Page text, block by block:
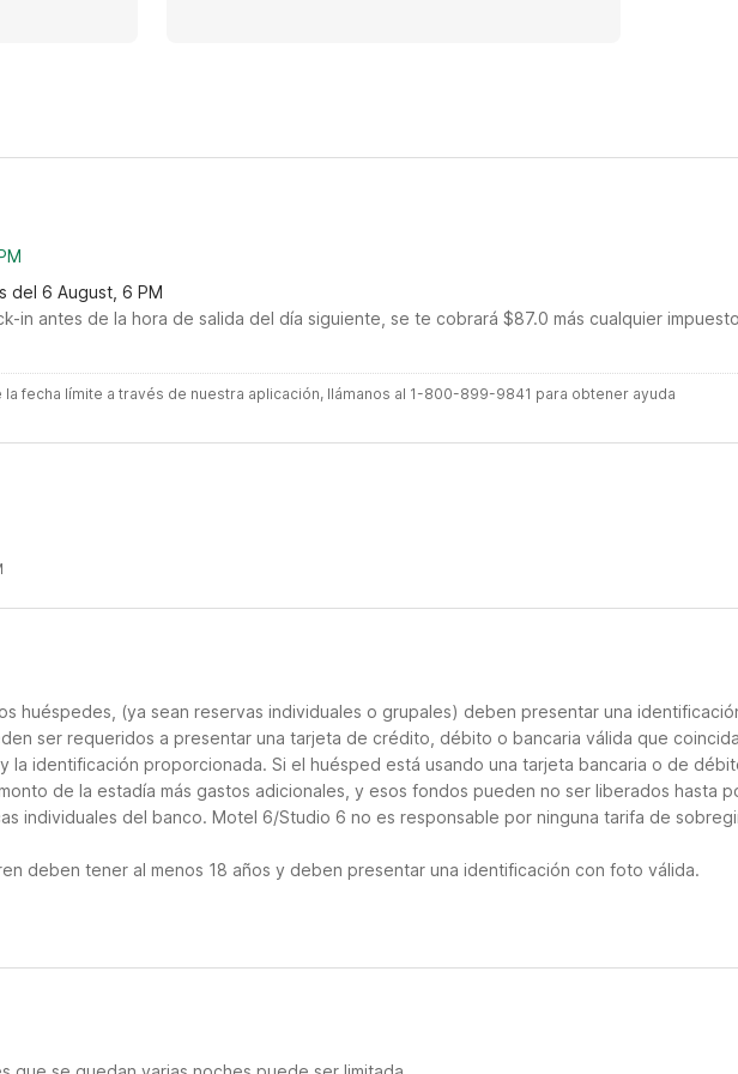
del 6 August, 6 PM
in antes de la hora de salida del día siguiente, se te cobrará $87.0 más cualquier
fecha límite a través de nuestra aplicación, llámanos al 1-800-899-9841 para obtener ayuda
huéspedes, (ya sean reservas individuales o grupales) deben presentar una
ser requeridos a presentar una tarjeta de crédito, débito o bancaria válida que
la identificación proporcionada. Si el huésped está usando una tarjeta bancaria o de
de la estadía más gastos adicionales, y esos fondos pueden no ser liberados hasta
individuales del banco. Motel 6/Studio 6 no es responsable por ninguna tarifa de
deben tener al menos 18 años y deben presentar una identificación con foto válida.